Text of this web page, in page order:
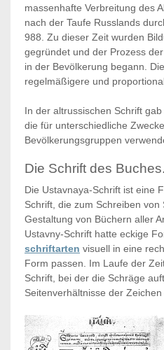
massenhafte Verbreitung des
nach der Taufe Russlands
988. Zu dieser Zeit wurden
gegründet und der Prozess
in der Bevölkerung begann.
regelmäßigere und
In der altrussischen Schrift
die für unterschiedliche
Bevölkerungsgruppen
Die Schrift des
Die Ustavnaya-Schrift ist eine
Schrift, die zum Schreiben
Gestaltung von Büchern aller
Ustavny-Schrift hatte eckige
schriftarten visuell in eine
Form passen. Im Laufe der
Schrift, bei der die Schräge
Seitenverhältnisse der